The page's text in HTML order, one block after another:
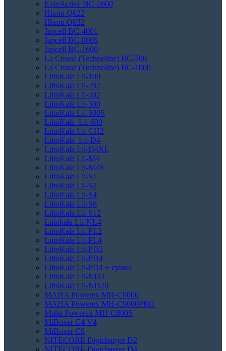
EverActive NC-1600
Hixon Q022
Hixon Q032
Japcell BC-4001
Japcell BC-800S
Japcell BC-1600
La Crosse (Technoline) BC-700
La Crosse (Technoline) BC-1000
LiitoKala Lii-100
LiitoKala Lii-202
LiitoKala Lii-402
LiitoKala Lii-500
LiitoKala Lii-500S
LiitoKala Lii-600
LiitoKala Lii-CH2
LiitoKala Lii-D4
LiitoKala Lii-D4XL
LiitoKala Lii-M4
LiitoKala Lii-M4S
LiitoKala Lii-S1
LiitoKala Lii-S2
LiitoKala Lii-S4
LiitoKala Lii-S8
LiitoKala Lii-S12
Liitokala Lii-NL4
LiitoKala Lii-PL2
LiitoKala Lii-PL4
LiitoKala Lii-PD2
LiitoKala Lii-PD4
LiitoKala Lii-PD4 + сумка
LiitoKala Lii-ND4
LiitoKala Lii-ND20
MAHA Powerex MH-C9000
MAHA Powerex MH-C9000PRO
Maha Powerex MH-C800S
MiBoxer C4 V4
MiBoxer C8
NITECORE Digicharger D2
NITECORE Digicharger D4